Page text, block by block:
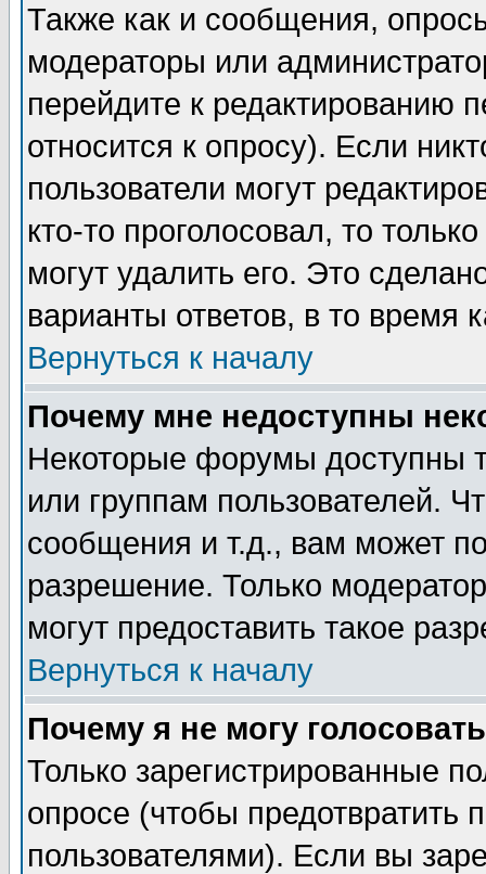
Также как и сообщения,
модераторы или
перейдите к редактированию
относится к опросу). Если
пользователи могут
кто-то проголосовал, то
могут удалить его. Это
варианты ответов, в то время
Вернуться к началу
Почему мне недоступны
Некоторые форумы доступны
или группам пользователей.
сообщения и т.д., вам может
разрешение. Только
могут предоставить такое
Вернуться к началу
Почему я не могу
Только зарегистрированные
опросе (чтобы предотвратить
пользователями). Если вы